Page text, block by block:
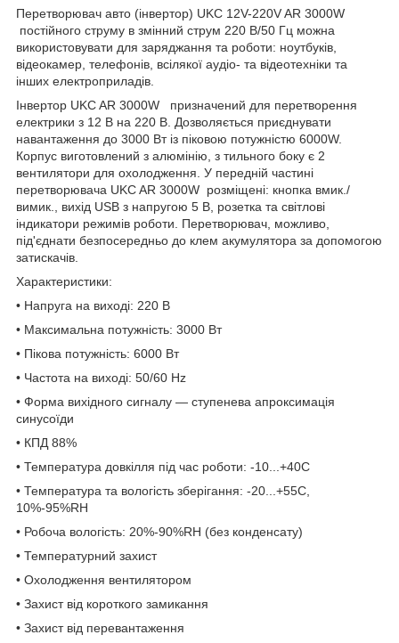
Перетворювач авто (інвертор) UKC 12V-220V AR 3000W
постійного струму в змінний струм 220 В/50 Гц можна
використовувати для заряджання та роботи: ноутбуків,
відеокамер, телефонів, всілякої аудіо- та відеотехніки та
інших електроприладів.
Інвертор UKC AR 3000W призначений для перетворення
електрики з 12 В на 220 В. Дозволяється приєднувати
навантаження до 3000 Вт із піковою потужністю 6000W.
Корпус виготовлений з алюмінію, з тильного боку є 2
вентилятори для охолодження. У передній частині
перетворювача UKC AR 3000W розміщені: кнопка вмик./
вимик., вихід USB з напругою 5 В, розетка та світлові
індикатори режимів роботи. Перетворювач, можливо,
під'єднати безпосередньо до клем акумулятора за допомогою
затискачів.
Характеристики:
• Напруга на виході: 220 В
• Максимальна потужність: 3000 Вт
• Пікова потужність: 6000 Вт
• Частота на виході: 50/60 Hz
• Форма вихідного сигналу — ступенева апроксимація
синусоїди
• КПД 88%
• Температура довкілля під час роботи: -10...+40С
• Температура та вологість зберігання: -20...+55С,
10%-95%RH
• Робоча вологість: 20%-90%RH (без конденсату)
• Температурний захист
• Охолодження вентилятором
• Захист від короткого замикання
• Захист від перевантаження